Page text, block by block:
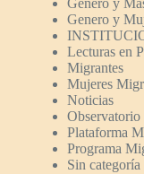
Género y
Genero y
Lecturas en
Migrantes
Mujeres
Noticias
Plataforma
Programa
Sin categoría